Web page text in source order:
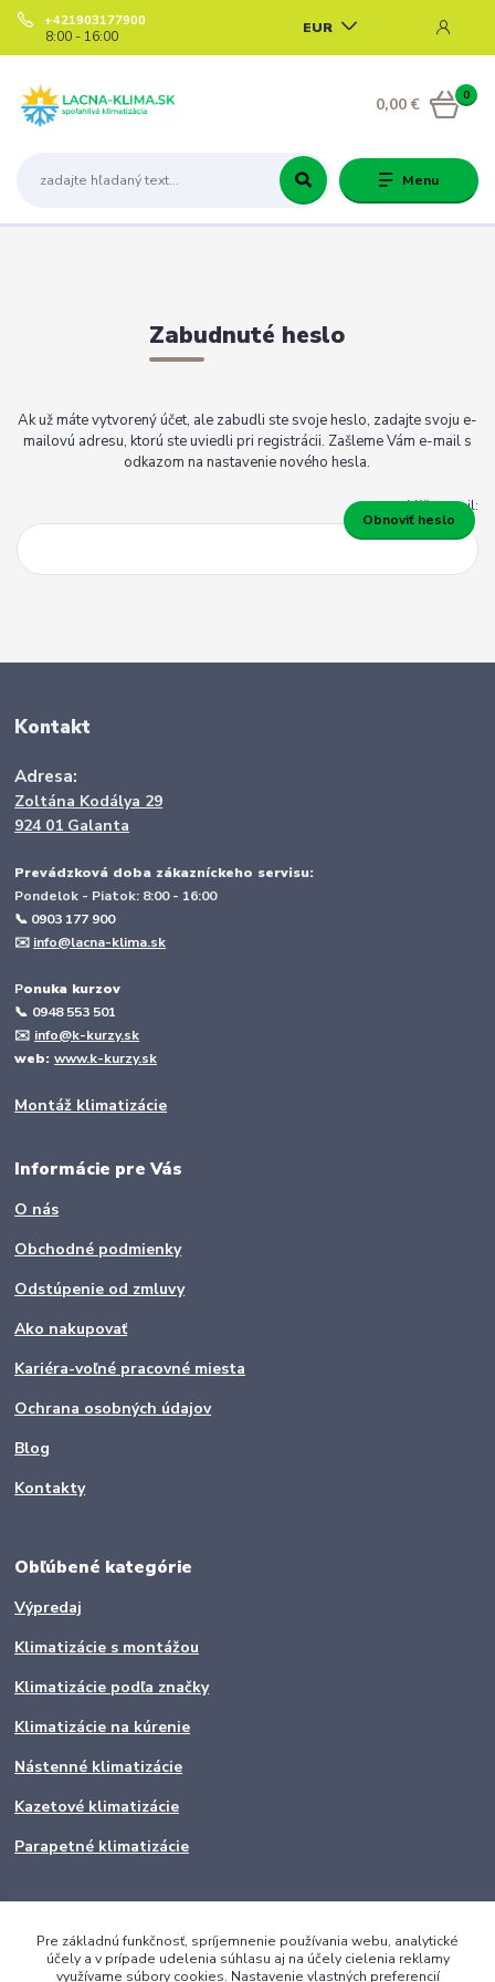
Menu
EUR
+421903177900
8:00 - 16:00
0
0,00 €
Zabudnuté heslo
Ak už máte vytvorený účet, ale zabudli ste svoje heslo, zadajte svoju e-
mailovú adresu, ktorú ste uviedli pri registrácii. Zašleme Vám e-mail s
odkazom na nastavenie nového hesla.
Váš e-mail:
Obnoviť heslo
Kontakt
Adresa:
Zoltána Kodálya 29
924 01 Galanta
Prevádzková doba zákazníckeho servisu:
Pondelok - Piatok: 8:00 - 16:00
📞 0903 177 900
✉️ info@lacna-klima.sk
Ponuka kurzov
📞 0948 553 501
✉️ info@k-kurzy.sk
web:www.k-kurzy.sk
Montáž klimatizácie
Informácie pre Vás
O nás
Obchodné podmienky
Odstúpenie od zmluvy
Ako nakupovať
Kariéra-voľné pracovné miesta
Ochrana osobných údajov
Blog
Kontakty
Obľúbené kategórie
Výpredaj
Klimatizácie s montážou
Klimatizácie podľa značky
Klimatizácie na kúrenie
Nástenné klimatizácie
Kazetové klimatizácie
Parapetné klimatizácie
Pre základnú funkčnosť, spríjemnenie používania webu, analytické
účely a v prípade udelenia súhlasu aj na účely cielenia reklamy
využívame súbory cookies. Nastavenie vlastných preferencií